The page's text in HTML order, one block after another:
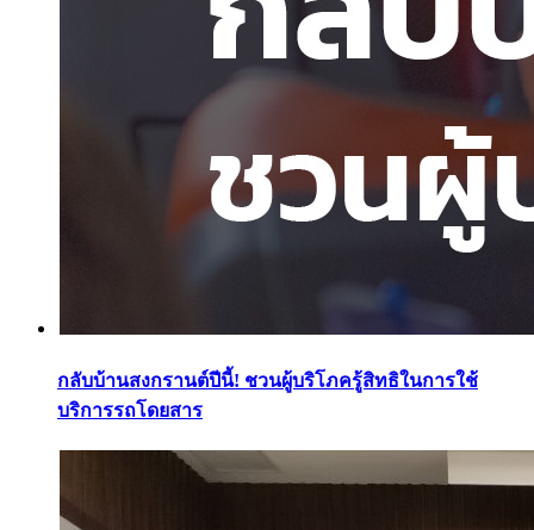
กลับบ้านสงกรานต์ปีนี้! ชวนผู้บริโภครู้สิทธิในการใช้
บริการรถโดยสาร